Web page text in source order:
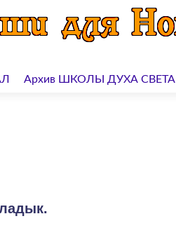
Архив ШКОЛЫ ДУХА СВЕТА